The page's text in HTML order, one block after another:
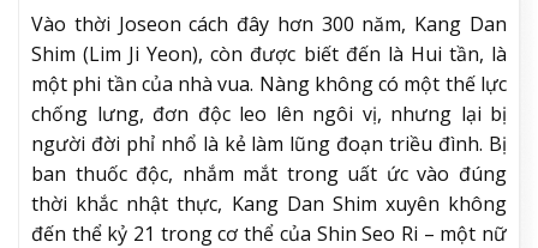
Vào thời Joseon cách đây hơn 300 năm, Kang Dan
Shim (Lim Ji Yeon), còn được biết đến là Hui tần, là
một phi tần của nhà vua. Nàng không có một thế lực
chống lưng, đơn độc leo lên ngôi vị, nhưng lại bị
người đời phỉ nhổ là kẻ làm lũng đoạn triều đình. Bị
ban thuốc độc, nhắm mắt trong uất ức vào đúng
thời khắc nhật thực, Kang Dan Shim xuyên không
đến thể kỷ 21 trong cơ thể của Shin Seo Ri – một nữ